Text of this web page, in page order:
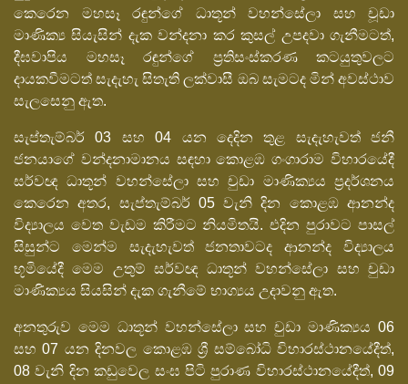
කෙරෙන මහසෑ රඳුන්ගේ ධාතූන් වහන්සේලා සහ චූඩා
මාණික්‍ය සියැසින් දැක වන්දනා කර කුසල් උපදවා ගැනීමටත්,
දීඝවාපිය මහසෑ රඳුන්ගේ ප්‍රතිසංස්කරණ කටයුතුවලට
දායකවීමටත් සැදැහැ සිතැති ලක්වාසී ඔබ සැමටද මින් අවස්ථාව
සැලසෙනු ඇත.
සැප්තැම්බර් 03 සහ 04 යන දෙදින තුළ සැදැහැවත් ජනී
ජනයාගේ වන්දනාමානය සඳහා කොළඹ ගංගාරාම විහාරයේදී
සර්වඥ ධාතූන් වහන්සේලා සහ චුඩා මාණික්‍යය ප්‍රදර්ශනය
කෙරෙන අතර, සැප්තැම්බර් 05 වැනි දින කොළඹ ආනන්ද
විද්‍යාලය වෙත වැඩම කිරීමට නියමිතයි. එදින පුරාවට පාසල්
සිසුන්ට මෙන්ම සැදැහැවත් ජනතාවටද ආනන්ද විද්‍යාලය
භූමියේදී මෙම උතුම් සර්වඥ ධාතූන් වහන්සේලා සහ චුඩා
මාණික්‍යය සියසින් දැක ගැනීමේ භාග්‍යය උදාවනු ඇත.
අනතුරුව මෙම ධාතූන් වහන්සේලා සහ චුඩා මාණික්‍යය 06
සහ 07 යන දිනවල කොළඹ ශ්‍රී සම්බෝධි විහාරස්ථානයේදීත්,
08 වැනි දින කඩුවෙල සංඝ පිටි පුරාණ විහාරස්ථානයේදීත්, 09